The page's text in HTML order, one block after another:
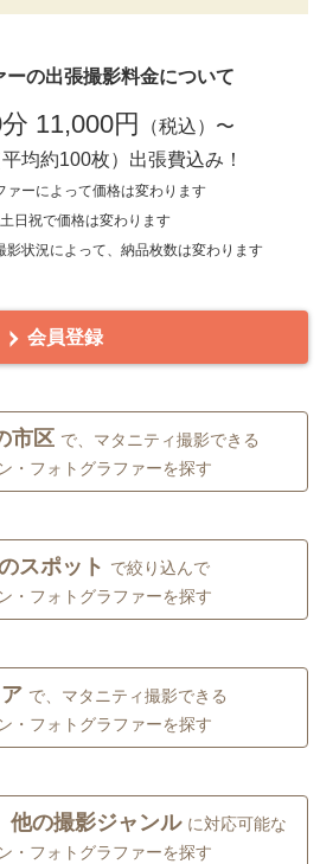
ーの出張撮影料金について
11,000円
（税込）〜
均約100枚）出張費込み！
ーによって価格は変わります
日祝で価格は変わります
状況によって、納品枚数は変わります
会員登録
市区 で、マタニティ撮影できる
・フォトグラファーを探す
スポット で絞り込んで
・フォトグラファーを探す
で、マタニティ撮影できる
・フォトグラファーを探す
他の撮影ジャンル に対応可能な
・フォトグラファーを探す